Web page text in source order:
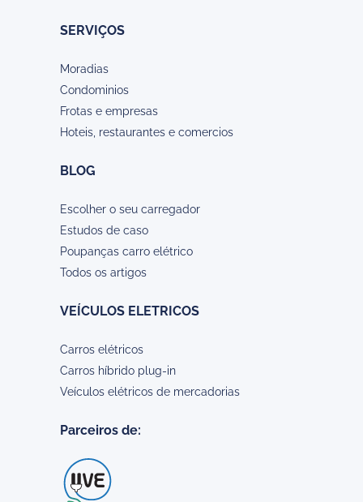
SERVIÇOS
Moradias
Condominios
Frotas e empresas
Hoteis, restaurantes e comercios
BLOG
Escolher o seu carregador
Estudos de caso
Poupanças carro elétrico
Todos os artigos
VEÍCULOS ELETRICOS
Carros elétricos
Carros híbrido plug-in
Veículos elétricos de mercadorias
Parceiros de: